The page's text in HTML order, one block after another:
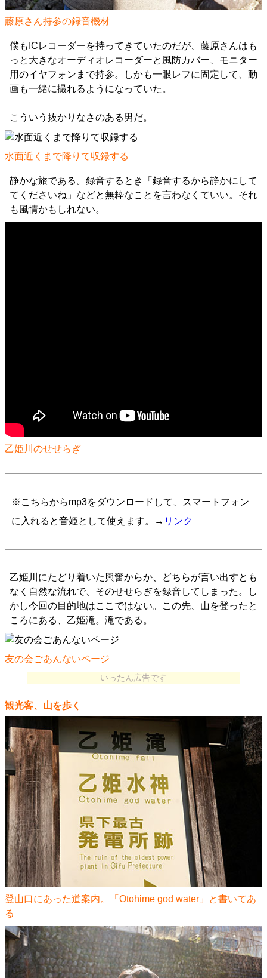
藤原さん持参の録音機材
僕もICレコーダーを持ってきていたのだが、藤原さんはも
っと大きなオーディオレコーダーと風防カバー、モニター
用のイヤフォンまで持参。しかも一眼レフに固定して、動
画も一緒に撮れるようになっていた。
こういう抜かりなさのある男だ。
水面近くまで降りて収録する
静かな旅である。録音するとき「録音するから静かにして
てくださいね」などと無粋なことを言わなくていい。それ
も風情かもしれない。
乙姫川のせせらぎ
※こちらからmp3をダウンロードして、スマートフォン
に入れると音姫として使えます。→ リンク
乙姫川にたどり着いた興奮からか、どちらが言い出すとも
なく自然な流れで、そのせせらぎを録音してしまった。し
かし今回の目的地はここではない。この先、山を登ったと
ころにある、乙姫滝。滝である。
友の会ごあんないページ
いったん広告です
観光客、山を歩く
登山口にあった道案内。「Otohime god water」と書いてあ
る